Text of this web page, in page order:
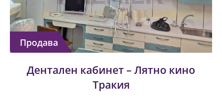
Продава
Дентален кабинет – Лятно кино
Тракия